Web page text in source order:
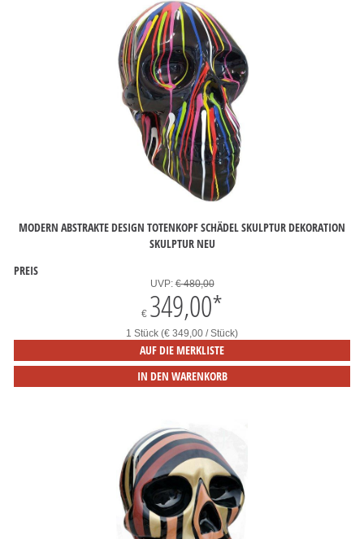
MODERN ABSTRAKTE DESIGN TOTENKOPF SCHÄDEL SKULPTUR DEKORATION
SKULPTUR NEU
PREIS
UVP:€ 480,00
€ 349,00*
1 Stück (€ 349,00 / Stück)
AUF DIE MERKLISTE
IN DEN WARENKORB